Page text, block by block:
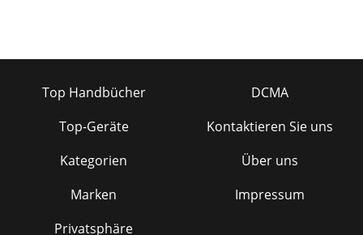
Top Handbücher
Top-Geräte
Kategorien
Marken
Privatsphäre
DCMA
Kontaktieren Sie uns
Über uns
Impressum